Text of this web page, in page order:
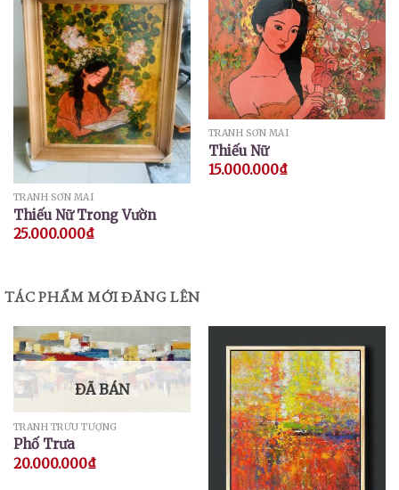
TRANH SƠN MÀI
Thiếu Nữ Trong Vườn
25.000.000₫
TRANH SƠN MÀI
Thiếu Nữ
15.000.000₫
TÁC PHẨM MỚI ĐĂNG LÊN
ĐÃ BÁN
TRANH TRỪU TƯỢNG
Phố Trưa
20.000.000₫